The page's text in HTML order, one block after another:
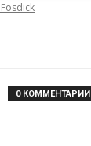
0 КОММЕНТАРИИ